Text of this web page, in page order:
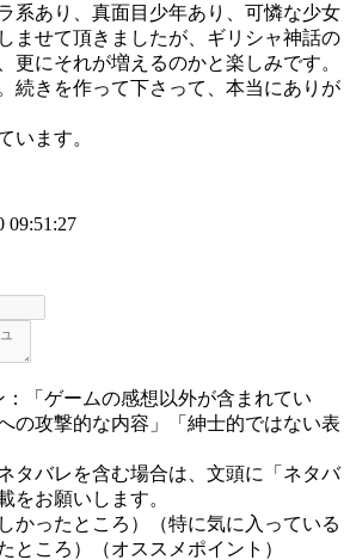
系あり、真面目少年あり、可憐な少女
ませて頂きましたが、ギリシャ神話の
更にそれが増えるのかと楽しみです。
続きを作って下さって、本当にありが
います。
09:51:27
「ゲームの感想以外が含まれてい
の攻撃的な内容」「紳士的ではない表
タバレを含む場合は、文頭に「ネタバ
をお願いします。
かったところ）（特に気に入っている
ところ）（オススメポイント）